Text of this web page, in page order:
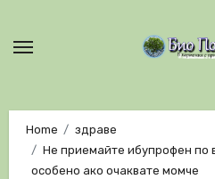
Home
здраве
Не приемайте ибупрофен по
особено ако очаквате момче